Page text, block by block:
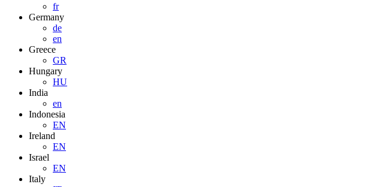
fr
Germany
de
en
Greece
GR
Hungary
HU
India
en
Indonesia
EN
Ireland
EN
Israel
EN
Italy